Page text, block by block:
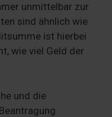
unmittelbar zur
sind ähnlich wie
ist hierbei
wie viel Geld der
und die